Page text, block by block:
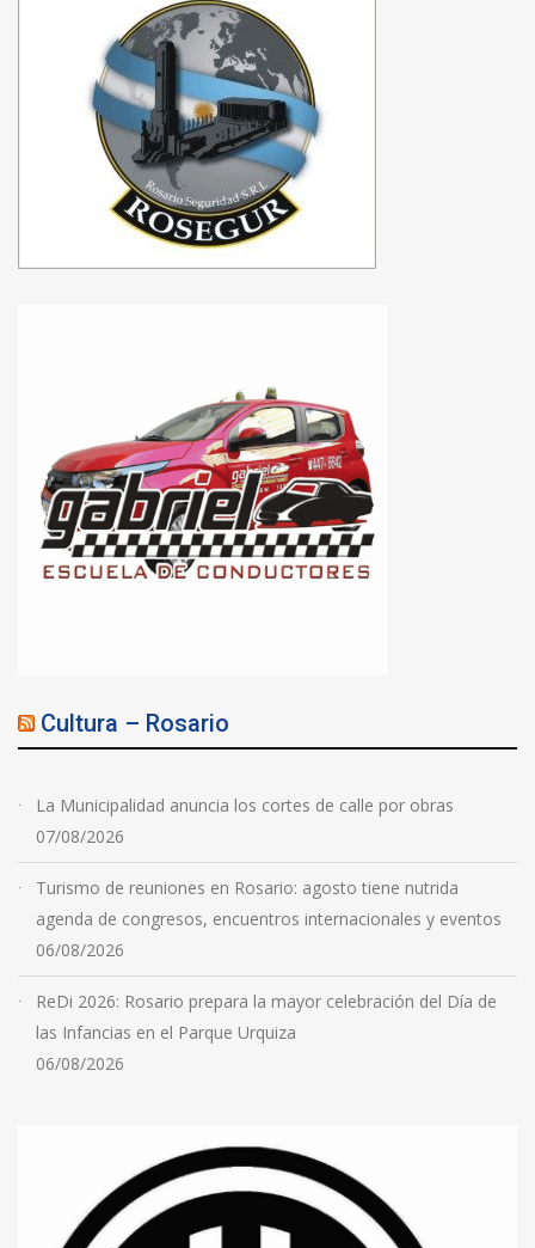
Cultura – Rosario
La Municipalidad anuncia los cortes de calle por obras
07/08/2026
Turismo de reuniones en Rosario: agosto tiene nutrida
agenda de congresos, encuentros internacionales y eventos
06/08/2026
ReDi 2026: Rosario prepara la mayor celebración del Día de
las Infancias en el Parque Urquiza
06/08/2026